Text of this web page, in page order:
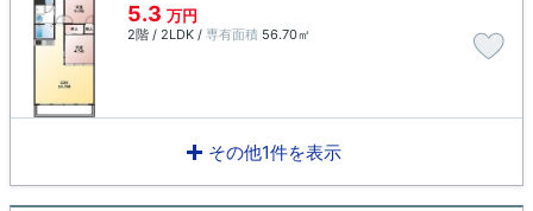
5.3 万円
2階 / 2LDK / 専有面積 56.70㎡
その他1件を表示